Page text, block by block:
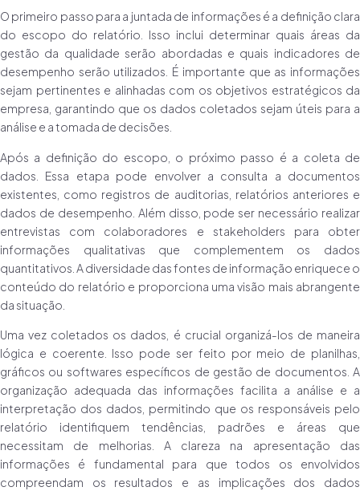
O primeiro passo para a juntada de informações é a definição clara
do escopo do relatório. Isso inclui determinar quais áreas da
gestão da qualidade serão abordadas e quais indicadores de
desempenho serão utilizados. É importante que as informações
sejam pertinentes e alinhadas com os objetivos estratégicos da
empresa, garantindo que os dados coletados sejam úteis para a
análise e a tomada de decisões.
Após a definição do escopo, o próximo passo é a coleta de
dados. Essa etapa pode envolver a consulta a documentos
existentes, como registros de auditorias, relatórios anteriores e
dados de desempenho. Além disso, pode ser necessário realizar
entrevistas com colaboradores e stakeholders para obter
informações qualitativas que complementem os dados
quantitativos. A diversidade das fontes de informação enriquece o
conteúdo do relatório e proporciona uma visão mais abrangente
da situação.
Uma vez coletados os dados, é crucial organizá-los de maneira
lógica e coerente. Isso pode ser feito por meio de planilhas,
gráficos ou softwares específicos de gestão de documentos. A
organização adequada das informações facilita a análise e a
interpretação dos dados, permitindo que os responsáveis pelo
relatório identifiquem tendências, padrões e áreas que
necessitam de melhorias. A clareza na apresentação das
informações é fundamental para que todos os envolvidos
compreendam os resultados e as implicações dos dados